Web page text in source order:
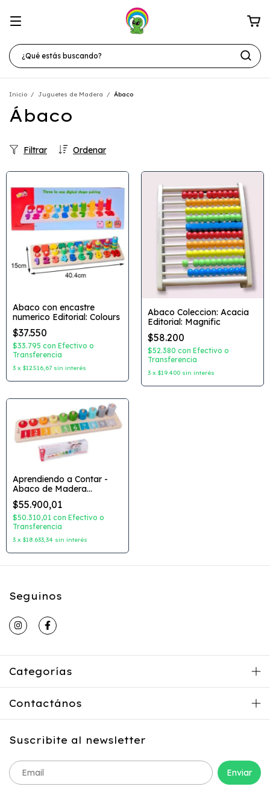
Inicio / Juguetes de Madera / Ábaco
Ábaco
Ordenar
Filtrar
Abaco con encastre
numerico Editorial: Colours
$37.550
$33.795 con Efectivo o
Transferencia
3 x $12.516,67 sin interés
Abaco Coleccion: Acacia
Editorial: Magnific
$58.200
$52.380 con Efectivo o
Transferencia
3 x $19.400 sin interés
Aprendiendo a Contar -
Abaco de Madera
Coleccion: Classic World
$55.900,01
$50.310,01 con Efectivo o
Transferencia
3 x $18.633,34 sin interés
Seguinos
Categorías
Contactános
Suscribite al newsletter